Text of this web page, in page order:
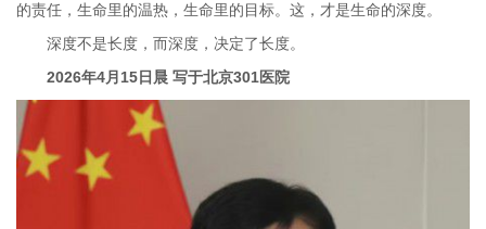
的责任，生命里的温热，生命里的目标。这，才是生命的深度。
深度不是长度，而深度，决定了长度。
2026年4月15日晨 写于北京301医院